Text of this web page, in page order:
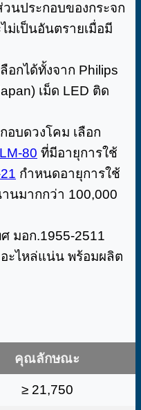
นประกอบของกระจก
เป็นอันตรายเมื่อมี
อกได้ทั้งจาก Philips
เม็ด LED ติด
อบดวงโคม เลือก
LM-80 ที่มีอายุการใช้
กำหนดอายุการใช้
นมากกว่า 100,000
มอก.1955-2511
ะไหล่แน่น พร้อมผลิต
คุณลักษณะ
≥ 21,750